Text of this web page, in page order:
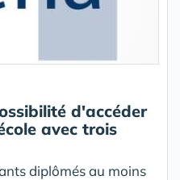
d'accéder
avec trois
diplômés au moins